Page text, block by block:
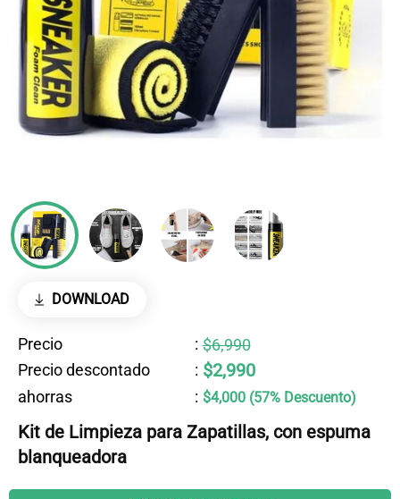
DOWNLOAD
Precio : $6,990
Precio descontado
: $2,990
ahorras : $4,000 (57% Descuento)
Kit de Limpieza para Zapatillas, con espuma
blanqueadora